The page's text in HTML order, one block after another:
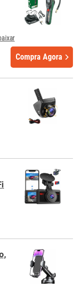
Compra Agora